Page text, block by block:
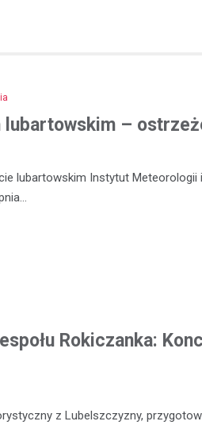
lubartowskim –
lubartowskim Instytut Meteorologii
Rokiczanka:
z Lubelszczyzny,